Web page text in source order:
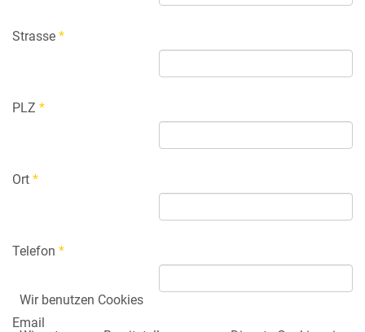
Strasse *
PLZ *
Ort *
Telefon *
Email
Wir benutzen Cookies